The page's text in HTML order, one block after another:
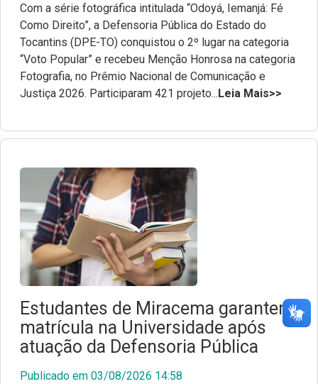
Com a série fotográfica intitulada “Odoyá, Iemanjá: Fé
Como Direito”, a Defensoria Pública do Estado do
Tocantins (DPE-TO) conquistou o 2º lugar na categoria
“Voto Popular” e recebeu Menção Honrosa na categoria
Fotografia, no Prêmio Nacional de Comunicação e
Justiça 2026. Participaram 421 projeto...Leia Mais>>
Estudantes de Miracema garantem
matrícula na Universidade após
atuação da Defensoria Pública
Publicado em 03/08/2026 14:58